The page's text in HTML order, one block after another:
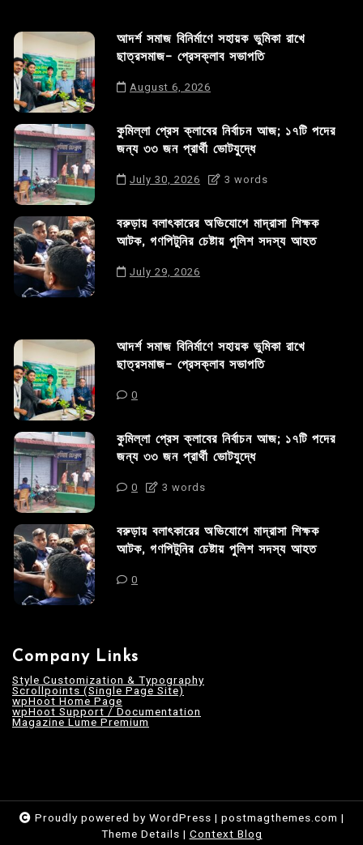
আদর্শ সমাজ বিনির্মাণে সহায়ক ভুমিকা রাখে
ছাত্রসমাজ- প্রেসক্লাব সভাপতি
August 6, 2026
কুমিল্লা প্রেস ক্লাবের নির্বাচন আজ; ১৭টি পদের
জন্য ৩৩ জন প্রার্থী ভোটযুদ্ধে
July 30, 2026 3 words
বরুড়ায় বলাৎকারের অভিযোগে মাদ্রাসা শিক্ষক
আটক, গণপিটুনির চেষ্টায় পুলিশ সদস্য আহত
July 29, 2026
আদর্শ সমাজ বিনির্মাণে সহায়ক ভুমিকা রাখে
ছাত্রসমাজ- প্রেসক্লাব সভাপতি
0
কুমিল্লা প্রেস ক্লাবের নির্বাচন আজ; ১৭টি পদের
জন্য ৩৩ জন প্রার্থী ভোটযুদ্ধে
0 3 words
বরুড়ায় বলাৎকারের অভিযোগে মাদ্রাসা শিক্ষক
আটক, গণপিটুনির চেষ্টায় পুলিশ সদস্য আহত
0
Company Links
Style Customization & Typography
Scrollpoints (Single Page Site)
wpHoot Home Page
wpHoot Support / Documentation
Magazine Lume Premium
Proudly powered by WordPress | postmagthemes.com |
Theme Details | Context Blog